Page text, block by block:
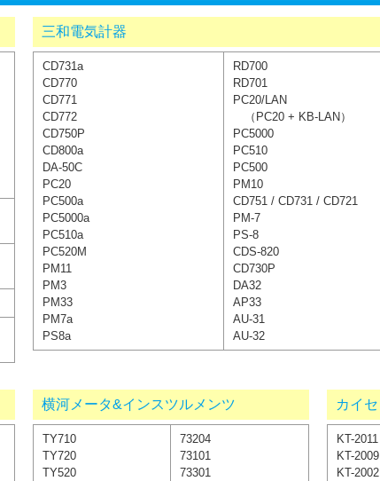
三和電気計器
CD731a
CD770
CD771
CD772
CD750P
CD800a
DA-50C
PC20
PC500a
PC5000a
PC510a
PC520M
PM11
PM3
PM33
PM7a
PS8a
RD700
RD701
PC20/LAN
（PC20 + KB-LAN）
PC5000
PC510
PC500
PM10
CD751 / CD731 / CD721
PM-7
PS-8
CDS-820
CD730P
DA32
AP33
AU-31
AU-32
横河メータ&インスツルメンツ
TY710
TY720
TY520
73204
73101
73301
カイセ
KT-2011
KT-2009
KT-2002